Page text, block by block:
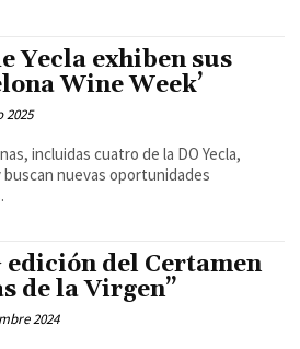
Yecla exhiben sus
Wine Week’
2025
incluidas cuatro de la DO Yecla,
nuevas oportunidades
edición del Certamen
de la Virgen”
2024